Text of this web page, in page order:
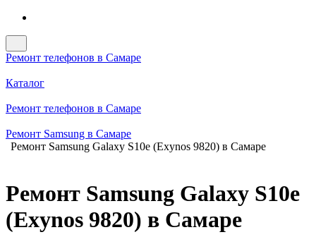
Ремонт телефонов в Самаре
Каталог
Ремонт телефонов в Самаре
Ремонт Samsung в Самаре
Ремонт Samsung Galaxy S10e (Exynos 9820) в Самаре
Ремонт Samsung Galaxy S10e
(Exynos 9820) в Самаре